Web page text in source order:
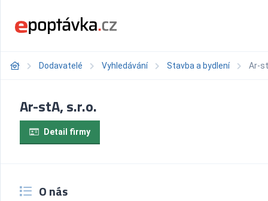
Dodavatelé Vyhledávání Stavba a bydlení Ar-
Ar-stA, s.r.o.
Detail firmy
O nás